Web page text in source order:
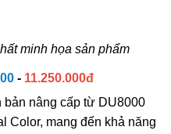
minh họa sản phẩm
- 11.250.000đ
bản nâng cấp từ DU8000
Color, mang đến khả năng